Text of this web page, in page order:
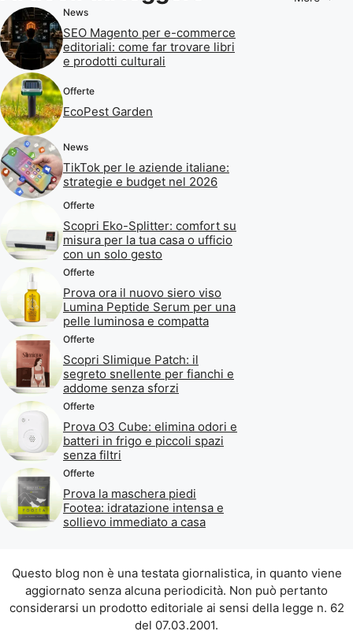
News
SEO Magento per e-commerce
editoriali: come far trovare libri
e prodotti culturali
Offerte
EcoPest Garden
News
TikTok per le aziende italiane:
strategie e budget nel 2026
Offerte
Scopri Eko-Splitter: comfort su
misura per la tua casa o ufficio
con un solo gesto
Offerte
Prova ora il nuovo siero viso
Lumina Peptide Serum per una
pelle luminosa e compatta
Offerte
Scopri Slimique Patch: il
segreto snellente per fianchi e
addome senza sforzi
Offerte
Prova O3 Cube: elimina odori e
batteri in frigo e piccoli spazi
senza filtri
Offerte
Prova la maschera piedi
Footea: idratazione intensa e
sollievo immediato a casa
Questo blog non è una testata giornalistica, in quanto viene
aggiornato senza alcuna periodicità. Non può pertanto
considerarsi un prodotto editoriale ai sensi della legge n. 62
del 07.03.2001.